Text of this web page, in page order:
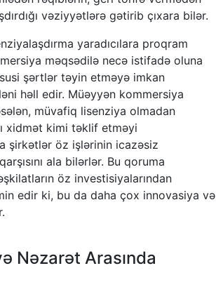
vəziyyətlərə gətirib çıxara bilər.
yaradıcılara proqram
məqsədilə necə istifadə oluna
şərtlər təyin etməyə imkan
həll edir. Müəyyən kommersiya
müvafiq lisenziya olmadan
xidmət kimi təklif etməyi
şirkətlər öz işlərinin icazəsiz
ala bilərlər. Bu qoruma
öz investisiyalarından
edir ki, bu da daha çox innovasiya və
Nəzarət Arasında